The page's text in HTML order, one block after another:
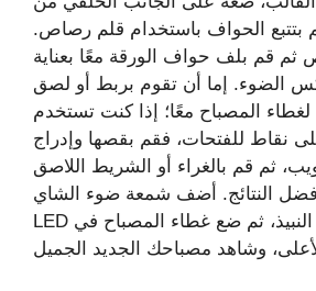
بتتبع الحواف باستخدام قلم رصاص.
ثم قم بلف حواف الورقة معًا بعناية
الضوء. إما أن تقوم بربط أو لصق
لغطاء المصباح معًا؛ إذا كنت تستخدم
نقاط للفتحات، فقم بقصها وإدراج
ثم قم بالغراء أو الشريط اللاصق
النتائج. أضف شمعة ضوء الشاي
LED داخل كأس النبيذ، ثم ضع غطاء المصباح في